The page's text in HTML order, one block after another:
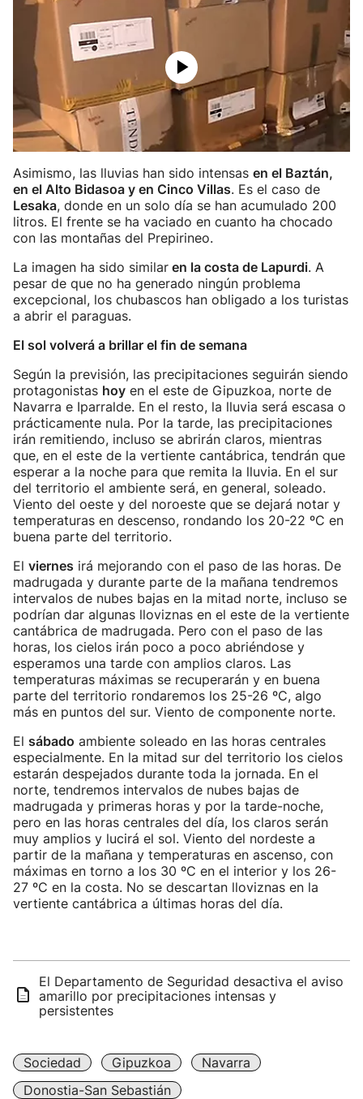
Asimismo, las lluvias han sido intensas en el Baztán,
en el Alto Bidasoa y en Cinco Villas. Es el caso de
Lesaka, donde en un solo día se han acumulado 200
litros. El frente se ha vaciado en cuanto ha chocado
con las montañas del Prepirineo.
La imagen ha sido similar en la costa de Lapurdi. A
pesar de que no ha generado ningún problema
excepcional, los chubascos han obligado a los turistas
a abrir el paraguas.
El sol volverá a brillar el fin de semana
Según la previsión, las precipitaciones seguirán siendo
protagonistas hoy en el este de Gipuzkoa, norte de
Navarra e Iparralde. En el resto, la lluvia será escasa o
prácticamente nula. Por la tarde, las precipitaciones
irán remitiendo, incluso se abrirán claros, mientras
que, en el este de la vertiente cantábrica, tendrán que
esperar a la noche para que remita la lluvia. En el sur
del territorio el ambiente será, en general, soleado.
Viento del oeste y del noroeste que se dejará notar y
temperaturas en descenso, rondando los 20-22 ºC en
buena parte del territorio.
El viernes irá mejorando con el paso de las horas. De
madrugada y durante parte de la mañana tendremos
intervalos de nubes bajas en la mitad norte, incluso se
podrían dar algunas lloviznas en el este de la vertiente
cantábrica de madrugada. Pero con el paso de las
horas, los cielos irán poco a poco abriéndose y
esperamos una tarde con amplios claros. Las
temperaturas máximas se recuperarán y en buena
parte del territorio rondaremos los 25-26 ºC, algo
más en puntos del sur. Viento de componente norte.
El sábado ambiente soleado en las horas centrales
especialmente. En la mitad sur del territorio los cielos
estarán despejados durante toda la jornada. En el
norte, tendremos intervalos de nubes bajas de
madrugada y primeras horas y por la tarde-noche,
pero en las horas centrales del día, los claros serán
muy amplios y lucirá el sol. Viento del nordeste a
partir de la mañana y temperaturas en ascenso, con
máximas en torno a los 30 ºC en el interior y los 26-
27 ºC en la costa. No se descartan lloviznas en la
vertiente cantábrica a últimas horas del día.
El Departamento de Seguridad desactiva el aviso
amarillo por precipitaciones intensas y
persistentes
Sociedad Gipuzkoa
Navarra
Donostia-San Sebastián